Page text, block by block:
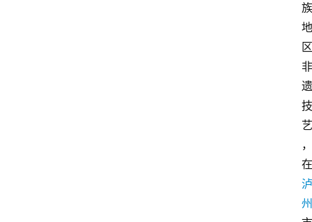
族
地
区
非
遗
技
艺
，
在
泸
州